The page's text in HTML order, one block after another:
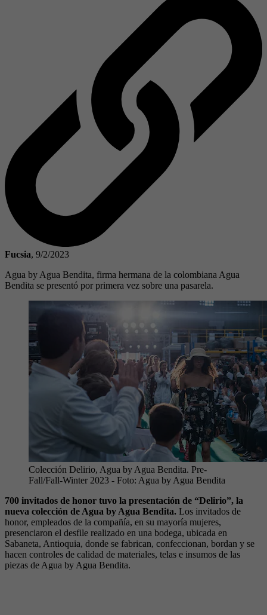
Fucsia, 9/2/2023
Agua by Agua Bendita, firma hermana de la colombiana Agua
Bendita se presentó por primera vez sobre una pasarela.
Colección Delirio, Agua by Agua Bendita. Pre-
Fall/Fall-Winter 2023 - Foto: Agua by Agua Bendita
700 invitados de honor tuvo la presentación de “Delirio”, la
nueva colección de Agua by Agua Bendita. Los invitados de
honor, empleados de la compañía, en su mayoría mujeres,
presenciaron el desfile realizado en una bodega, ubicada en
Sabaneta, Antioquia, donde se fabrican, confeccionan, bordan y se
hacen controles de calidad de materiales, telas e insumos de las
piezas de Agua by Agua Bendita.